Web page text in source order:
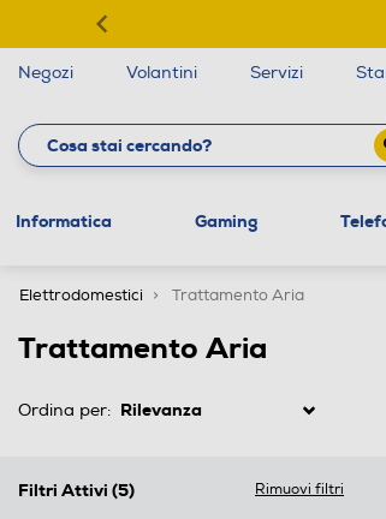
Negozi Volantini Servizi
Informatica Gaming
Elettrodomestici Trattamento Aria
Trattamento Aria
Ordina per:
Filtri Attivi (5) Rimuovi filtri